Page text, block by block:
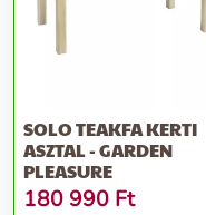
SOLO TEAKFA KERTI
ASZTAL - GARDEN
PLEASURE
180 990 Ft